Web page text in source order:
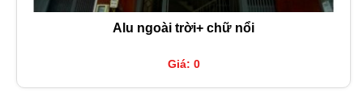
Alu ngoài trời+ chữ nổi
Giá: 0